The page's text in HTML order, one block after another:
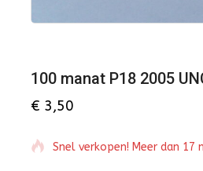
100 manat P18 2005
€ 3,50
Snel verkopen! Meer dan 17